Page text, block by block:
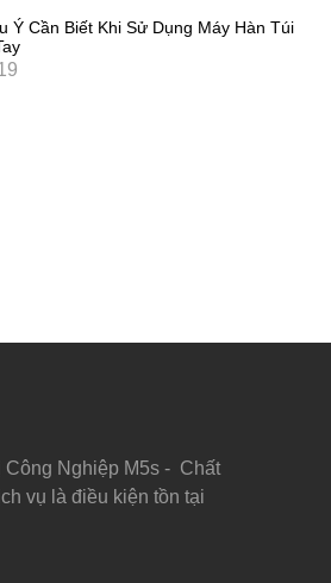
Ý Cần Biết Khi Sử Dụng Máy Hàn Túi
Công Nghiệp M5s - Chất
vụ là điều kiện tồn tại